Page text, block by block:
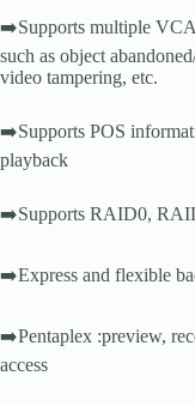
➡️Supports multiple
such as object
video tampering, etc.
➡️Supports POS
playback
➡️Supports RAID0,
➡️Express and flexible
➡️Pentaplex :preview,
access